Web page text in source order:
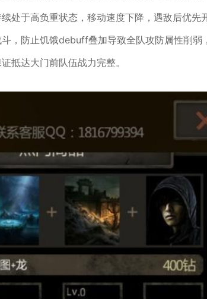
处于高负重状态，移动速度下降，遇敌后优先
，防止饥饿debuff叠加导致全队攻防属性削弱
抵达大门前队伍战力完整。